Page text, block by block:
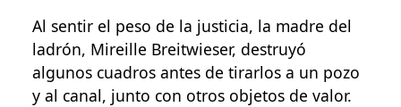
Al sentir el peso de la justicia, la madre del
ladrón, Mireille Breitwieser, destruyó
algunos cuadros antes de tirarlos a un pozo
y al canal, junto con otros objetos de valor.